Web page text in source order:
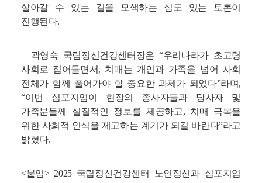
살아갈 수 있는 길을 모색하는 심도 있는 토론이
진행된다.
곽영숙 국립정신건강센터장은 “우리나라가 초고령
사회로 접어들면서, 치매는 개인과 가족을 넘어 사회
전체가 함께 풀어가야 할 중요한 과제가 되었다”라며,
“이번 심포지엄이 현장의 종사자들과 당사자 및
가족분들께 실질적인 정보를 제공하고, 치매 극복을
위한 사회적 인식을 제고하는 계기가 되길 바란다”라고
밝혔다.
<붙임> 2025 국립정신건강센터 노인정신과 심포지엄